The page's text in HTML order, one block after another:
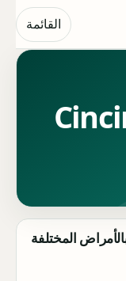
القائمة
المختلفة